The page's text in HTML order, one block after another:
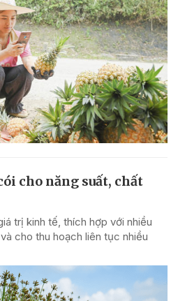
cho năng suất, chất
trị kinh tế, thích hợp với nhiều
cho thu hoạch liên tục nhiều